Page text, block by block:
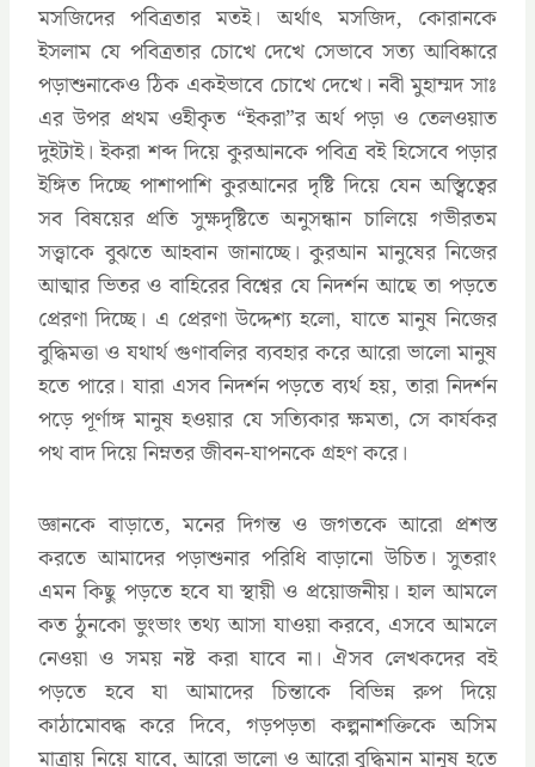
মসজিদের পবিত্রতার মতই। অর্থাৎ মসজিদ, কোরানকে
ইসলাম যে পবিত্রতার চোখে দেখে সেভাবে সত্য আবিষ্কারে
পড়াশুনাকেও ঠিক একইভাবে চোখে দেখে। নবী মুহাম্মদ সাঃ
এর উপর প্রথম ওহীকৃত “ইকরা”র অর্থ পড়া ও তেলওয়াত
দুইটাই। ইকরা শব্দ দিয়ে কুরআনকে পবিত্র বই হিসেবে পড়ার
ইঙ্গিত দিচ্ছে পাশাপাশি কুরআনের দৃষ্টি দিয়ে যেন অস্ত্বিত্বের
সব বিষয়ের প্রতি সুক্ষদৃষ্টিতে অনুসন্ধান চালিয়ে গভীরতম
সত্ত্বাকে বুঝতে আহবান জানাচ্ছে। কুরআন মানুষের নিজের
আত্মার ভিতর ও বাহিরের বিশ্বের যে নিদর্শন আছে তা পড়তে
প্রেরণা দিচ্ছে। এ প্রেরণা উদ্দেশ্য হলো, যাতে মানুষ নিজের
বুদ্ধিমত্তা ও যথার্থ গুণাবলির ব্যবহার করে আরো ভালো মানুষ
হতে পারে। যারা এসব নিদর্শন পড়তে ব্যর্থ হয়, তারা নিদর্শন
পড়ে পূর্ণাঙ্গ মানুষ হওয়ার যে সত্যিকার ক্ষমতা, সে কার্যকর
পথ বাদ দিয়ে নিম্নতর জীবন-যাপনকে গ্রহণ করে।
জ্ঞানকে বাড়াতে, মনের দিগন্ত ও জগতকে আরো প্রশস্ত
করতে আমাদের পড়াশুনার পরিধি বাড়ানো উচিত। সুতরাং
এমন কিছু পড়তে হবে যা স্থায়ী ও প্রয়োজনীয়। হাল আমলে
কত ঠুনকো ভুংভাং তথ্য আসা যাওয়া করবে, এসবে আমলে
নেওয়া ও সময় নষ্ট করা যাবে না। ঐসব লেখকদের বই
পড়তে হবে যা আমাদের চিন্তাকে বিভিন্ন রুপ দিয়ে
কাঠামোবদ্ধ করে দিবে, গড়পড়তা কল্পনাশক্তিকে অসিম
মাত্রায় নিয়ে যাবে, আরো ভালো ও আরো বুদ্ধিমান মানুষ হতে